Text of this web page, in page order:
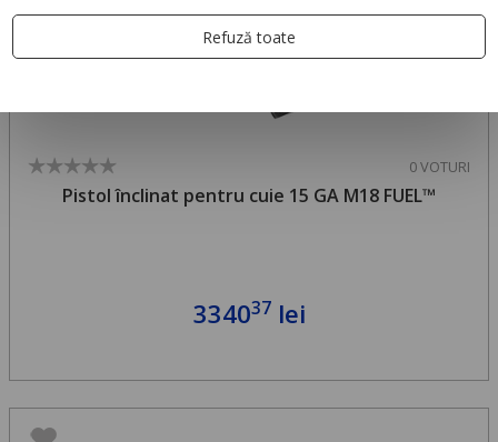
0 VOTURI
Pistol înclinat pentru cuie 15 GA M18 FUEL™
334037lei
Refuză toate